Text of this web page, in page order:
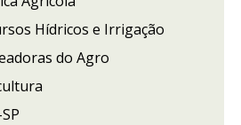
Hídricos e Irrigação
do Agro